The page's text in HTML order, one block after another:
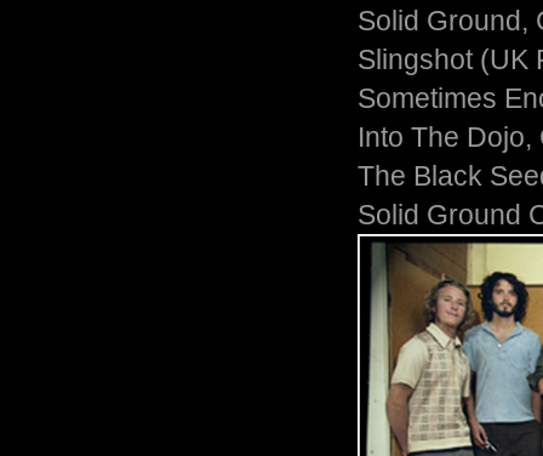
Solid Ground,
Slingshot (UK
Sometimes
Into The Dojo,
The Black
Solid Ground